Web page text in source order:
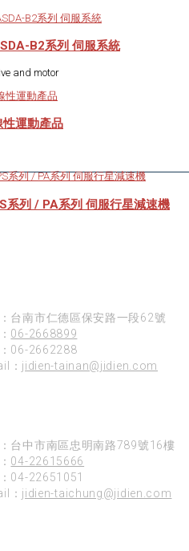
B2系列 伺服系統
and motor
運動產品
系列 / PA系列 伺服行星減速機
台南市仁德區保安路一段62號
06-2668899
06-2662288
： jidien-tainan@jidien.com
台中市南區忠明南路789號16樓
04-22615666
04-22651051
： jidien-taichung@jidien.com